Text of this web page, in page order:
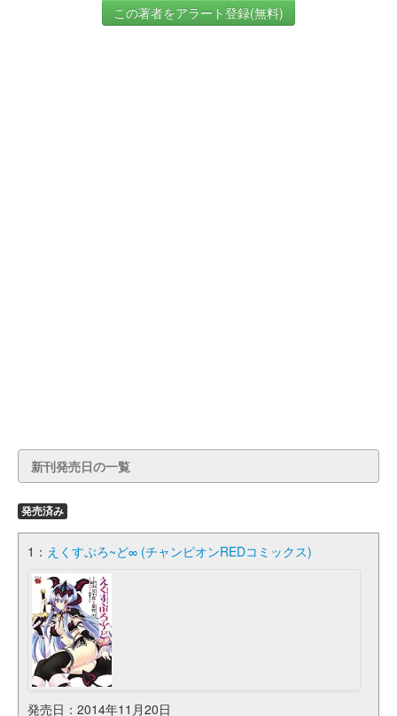
この著者をアラート登録(無料)
新刊発売日の一覧
発売済み
1： えくすぷろ~ど∞ (チャンピオンREDコミックス)
発売日：2014年11月20日